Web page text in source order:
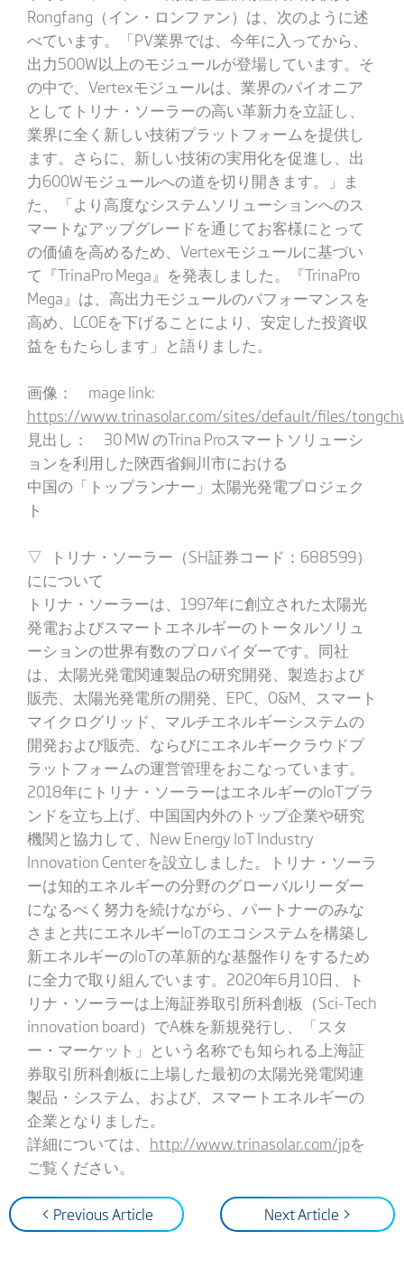
Rongfang（イン・ロンファン）は、次のように述
べています。「PV業界では、今年に入ってから、
出力500W以上のモジュールが登場しています。そ
の中で、Vertexモジュールは、業界のパイオニア
としてトリナ・ソーラーの高い革新力を立証し、
業界に全く新しい技術プラットフォームを提供し
ます。さらに、新しい技術の実用化を促進し、出
力600Wモジュールへの道を切り開きます。」ま
た、「より高度なシステムソリューションへのス
マートなアップグレードを通じてお客様にとって
の価値を高めるため、Vertexモジュールに基づい
て『TrinaPro Mega』を発表しました。『TrinaPro
Mega』は、高出力モジュールのパフォーマンスを
高め、LCOEを下げることにより、安定した投資収
益をもたらします」と語りました。
画像： mage link:
https://www.trinasolar.com/sites/default/files/
見出し： 30 MW のTrina Proスマートソリューシ
ョンを利用した陝西省銅川市における
中国の「トップランナー」太陽光発電プロジェク
ト
▽ トリナ・ソーラー（SH証券コード：688599）
にについて
トリナ・ソーラーは、1997年に創立された太陽光
発電およびスマートエネルギーのトータルソリュ
ーションの世界有数のプロバイダーです。同社
は、太陽光発電関連製品の研究開発、製造および
販売、太陽光発電所の開発、EPC、O&M、スマート
マイクログリッド、マルチエネルギーシステムの
開発および販売、ならびにエネルギークラウドプ
ラットフォームの運営管理をおこなっています。
2018年にトリナ・ソーラーはエネルギーのIoTブラ
ンドを立ち上げ、中国国内外のトップ企業や研究
機関と協力して、New Energy IoT Industry
Innovation Centerを設立しました。トリナ・ソーラ
ーは知的エネルギーの分野のグローバルリーダー
になるべく努力を続けながら、パートナーのみな
さまと共にエネルギーIoTのエコシステムを構築し
新エネルギーのIoTの革新的な基盤作りをするため
に全力で取り組んでいます。2020年6月10日、ト
リナ・ソーラーは上海証券取引所科創板（Sci-Tech
innovation board）でA株を新規発行し、「スタ
ー・マーケット」という名称でも知られる上海証
券取引所科創板に上場した最初の太陽光発電関連
製品・システム、および、スマートエネルギーの
企業となりました。
詳細については、 http://www.trinasolar.com/jpを
ご覧ください。
< Previous Article Next Article >